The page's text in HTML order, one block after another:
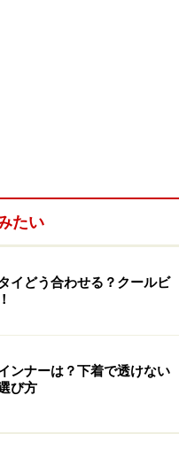
たい
イどう合わせる？クールビ
ンナーは？下着で透けない
び方